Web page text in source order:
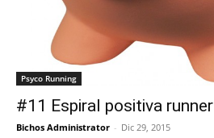
Psyco Running
#11 Espiral positiva runner
Bichos Administrator - Dic 29, 2015